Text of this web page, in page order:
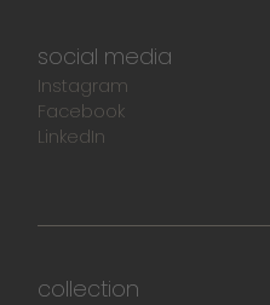
social media
Instagram
Facebook
LinkedIn
collection